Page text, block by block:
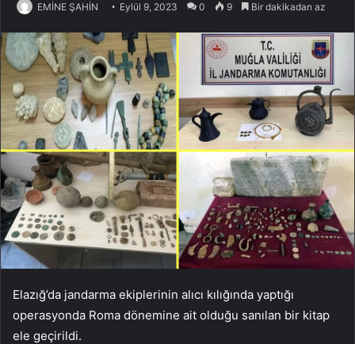
EMİNE ŞAHİN Eylül 9, 2023 0 9 Bir dakikadan az
Elazığ’da jandarma ekiplerinin alıcı kılığında yaptığı
operasyonda Roma dönemine ait olduğu sanılan bir kitap
ele geçirildi.